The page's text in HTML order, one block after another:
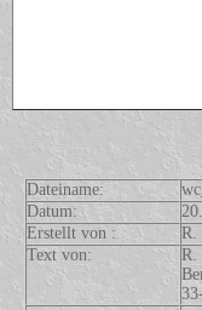
Dateiname:
Datum:
Erstellt von :
R.
Text von:
R.